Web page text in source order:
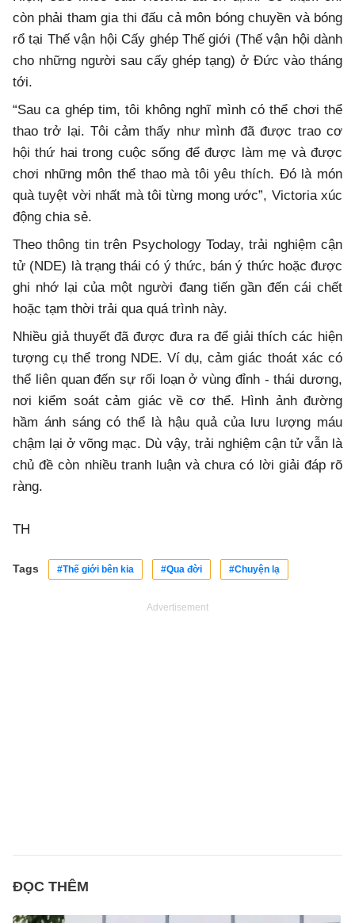
còn phải tham gia thi đấu cả môn bóng chuyền và bóng
rổ tại Thế vận hội Cấy ghép Thế giới (Thế vận hội dành
cho những người sau cấy ghép tạng) ở Đức vào tháng
tới.
“Sau ca ghép tim, tôi không nghĩ mình có thể chơi thể
thao trở lại. Tôi cảm thấy như mình đã được trao cơ
hội thứ hai trong cuộc sống để được làm mẹ và được
chơi những môn thể thao mà tôi yêu thích. Đó là món
quà tuyệt vời nhất mà tôi từng mong ước”, Victoria xúc
động chia sẻ.
Theo thông tin trên Psychology Today, trải nghiệm cận
tử (NDE) là trạng thái có ý thức, bán ý thức hoặc được
ghi nhớ lại của một người đang tiến gần đến cái chết
hoặc tạm thời trải qua quá trình này.
Nhiều giả thuyết đã được đưa ra để giải thích các hiện
tượng cụ thể trong NDE. Ví dụ, cảm giác thoát xác có
thể liên quan đến sự rối loạn ở vùng đỉnh - thái dương,
nơi kiểm soát cảm giác về cơ thể. Hình ảnh đường
hầm ánh sáng có thể là hậu quả của lưu lượng máu
chậm lại ở võng mạc. Dù vậy, trải nghiệm cận tử vẫn là
chủ đề còn nhiều tranh luận và chưa có lời giải đáp rõ
ràng.
TH
Tags #Thế giới bên kia #Qua đời #Chuyện lạ
Advertisement
ĐỌC THÊM